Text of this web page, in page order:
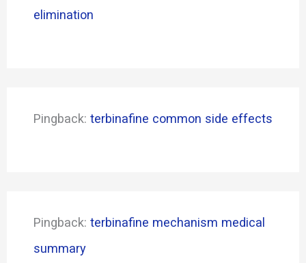
elimination
Pingback: terbinafine common side effects
Pingback: terbinafine mechanism medical
summary